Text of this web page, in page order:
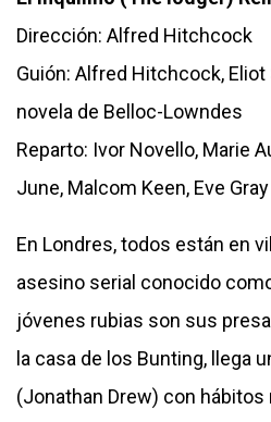
Dirección: Alfred Hitchcock
Guión: Alfred Hitchcock, Eliot
novela de Belloc-Lowndes
Reparto: Ivor Novello, Marie
June, Malcom Keen, Eve Gray
En Londres, todos están en
asesino serial conocido
jóvenes rubias son sus
la casa de los Bunting, llega
(Jonathan Drew) con